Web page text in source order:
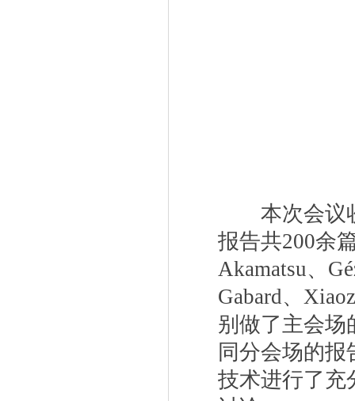
本次会议
报告共200余
Akamatsu、
Gabard、
别做了主会场
同分会场的
技术进行了充